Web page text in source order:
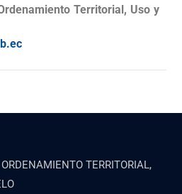
Territorial, Uso y
TERRITORIAL,